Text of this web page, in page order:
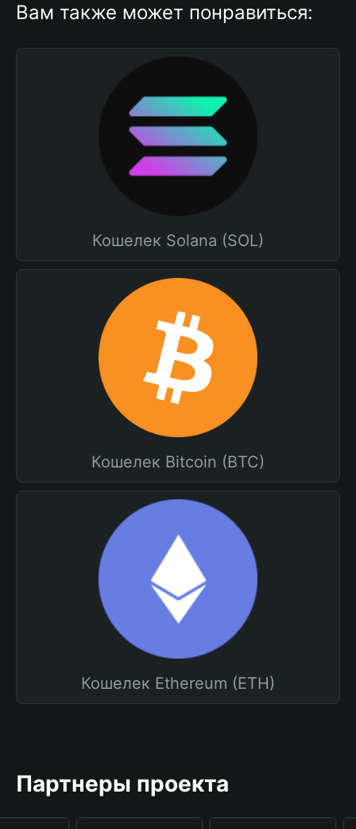
Вам также может понравиться:
Кошелек Solana (SOL)
Кошелек Bitcoin (BTC)
Кошелек Ethereum (ETH)
Партнеры проекта